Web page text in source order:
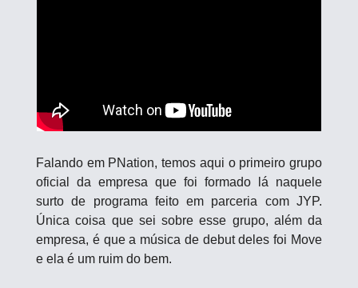
Falando em PNation, temos aqui o primeiro grupo
oficial da empresa que foi formado lá naquele
surto de programa feito em parceria com JYP.
Única coisa que sei sobre esse grupo, além da
empresa, é que a música de debut deles foi Move
e ela é um ruim do bem.